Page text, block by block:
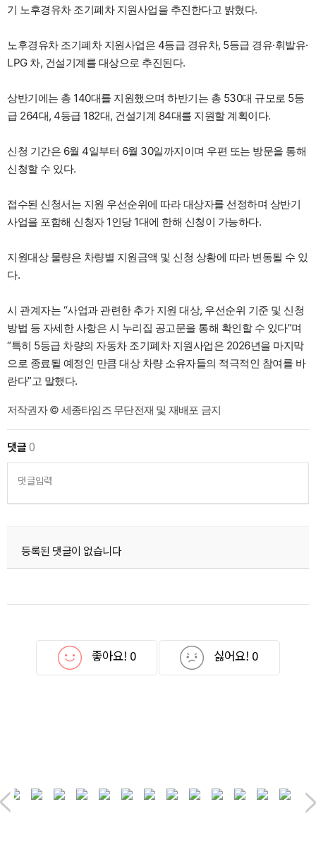
기 노후경유차 조기폐차 지원사업을 추진한다고 밝혔다.
노후경유차 조기폐차 지원사업은 4등급 경유차, 5등급 경유·휘발유·
LPG 차, 건설기계를 대상으로 추진된다.
상반기에는 총 140대를 지원했으며 하반기는 총 530대 규모로 5등
급 264대, 4등급 182대, 건설기계 84대를 지원할 계획이다.
신청 기간은 6월 4일부터 6월 30일까지이며 우편 또는 방문을 통해
신청할 수 있다.
접수된 신청서는 지원 우선순위에 따라 대상자를 선정하며 상반기
사업을 포함해 신청자 1인당 1대에 한해 신청이 가능하다.
지원대상 물량은 차량별 지원금액 및 신청 상황에 따라 변동될 수 있
다.
시 관계자는 “사업과 관련한 추가 지원 대상, 우선순위 기준 및 신청
방법 등 자세한 사항은 시 누리집 공고문을 통해 확인할 수 있다”며
“특히 5등급 차량의 자동차 조기폐차 지원사업은 2026년을 마지막
으로 종료될 예정인 만큼 대상 차량 소유자들의 적극적인 참여를 바
란다”고 말했다.
저작권자 © 세종타임즈 무단전재 및 재배포 금지
댓글0
댓글입력
등록된 댓글이 없습니다
좋아요! 0 싫어요! 0